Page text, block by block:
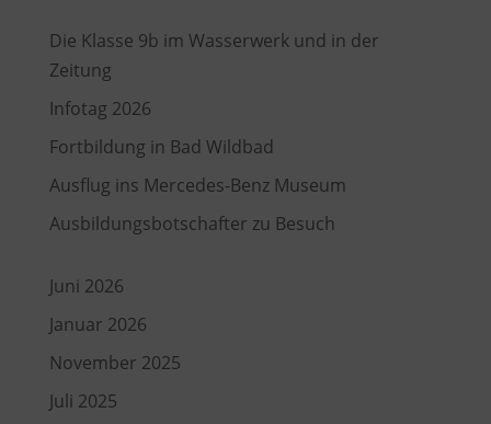
Die Klasse 9b im Wasserwerk und in der
Zeitung
Infotag 2026
Fortbildung in Bad Wildbad
Ausflug ins Mercedes-Benz Museum
Ausbildungsbotschafter zu Besuch
Juni 2026
Januar 2026
November 2025
Juli 2025